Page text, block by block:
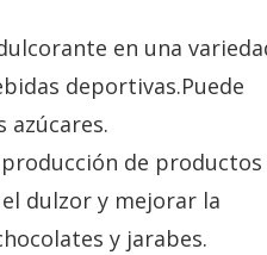
en una
deportivas.Puede
azúcares.
de productos
dulzor y mejorar la
y jarabes.